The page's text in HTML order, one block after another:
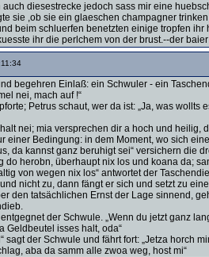
diesestrecke jedoch sass mir eine
sie ,ob sie ein glaeschen champagner
beim schluerfen benetzten einige tropfen
ihr die perlchem von der brust.--der
begehren Einlaß: ein Schwuler - ein
nei, mach auf !“
Petrus schaut, wer da ist: „Ja, was
nei; mia versprechen dir a hoch und heilig,
einer Bedingung: in dem Moment, wo sich
da kannst ganz beruhigt sei“ versichern die
do herobn, überhaupt nix los und koana da;
von wegen nix los“ antwortet der
nicht zu, dann fängt er sich und setzt zu
den tatsächlichen Ernst der Lage sinnend,
der Schwule. „Wenn du jetzt ganz
Geldbeutel isses halt, oda“
sagt der Schwule und fährt fort: „Jetza
aba da samm alle zwoa weg, host mi“